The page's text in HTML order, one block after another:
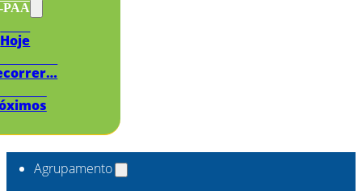
PAA
Hoje
Agrupamento